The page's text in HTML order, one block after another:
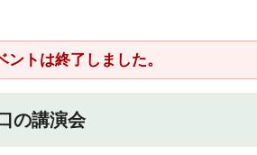
ントは終了しました。
の講演会